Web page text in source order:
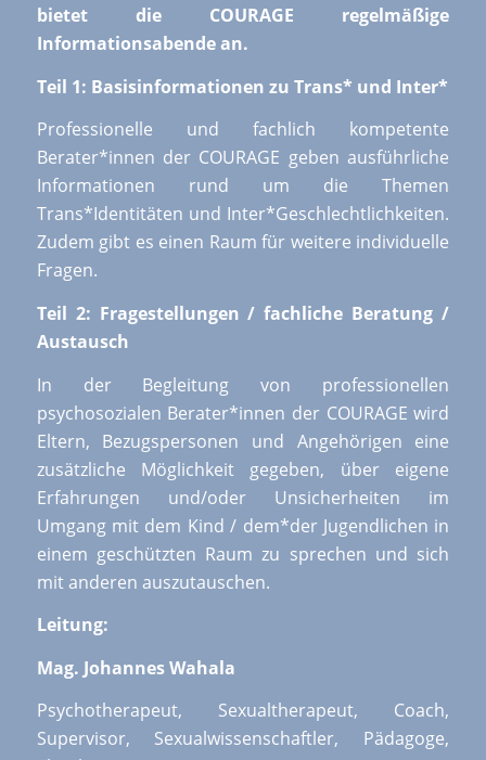
bietet die COURAGE regelmäßige
Informationsabende an.
Teil 1: Basisinformationen zu Trans* und Inter*
Professionelle und fachlich kompetente
Berater*innen der COURAGE geben ausführliche
Informationen rund um die Themen
Trans*Identitäten und Inter*Geschlechtlichkeiten.
Zudem gibt es einen Raum für weitere individuelle
Fragen.
Teil 2: Fragestellungen / fachliche Beratung /
Austausch
In der Begleitung von professionellen
psychosozialen Berater*innen der COURAGE wird
Eltern, Bezugspersonen und Angehörigen eine
zusätzliche Möglichkeit gegeben, über eigene
Erfahrungen und/oder Unsicherheiten im
Umgang mit dem Kind / dem*der Jugendlichen in
einem geschützten Raum zu sprechen und sich
mit anderen auszutauschen.
Leitung:
Mag. Johannes Wahala
Psychotherapeut, Sexualtherapeut, Coach,
Supervisor, Sexualwissenschaftler, Pädagoge,